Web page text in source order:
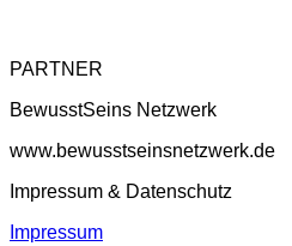
PARTNER
BewusstSeins Netzwerk
www.bewusstseinsnetzwerk.de
Impressum & Datenschutz
Impressum